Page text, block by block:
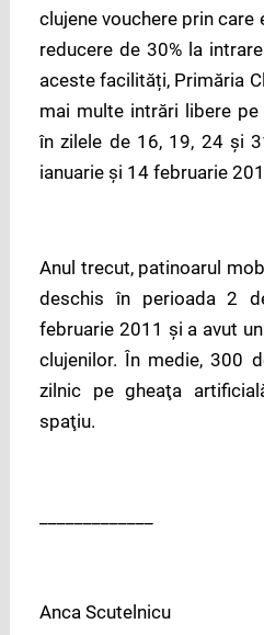
clujene vouchere prin care
reducere de 30% la
aceste facilități, Primăria
mai multe intrări libere
în zilele de 16, 19, 24 și
ianuarie și 14 februarie
Anul trecut, patinoarul
deschis în perioada 2
februarie 2011 şi a avut
clujenilor. În medie, 300
zilnic pe gheaţa
spaţiu.
Anca Scutelnicu